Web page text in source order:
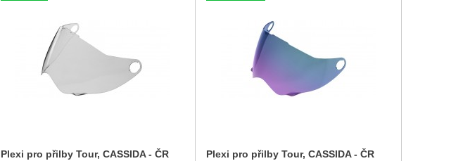
Plexi pro přilby Tour, CASSIDA - ČR
Plexi pro přilby Tour, CASSIDA - ČR